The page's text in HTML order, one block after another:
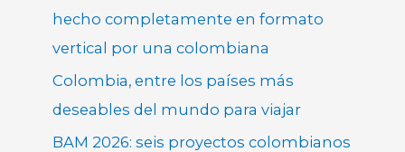
hecho completamente en formato
vertical por una colombiana
Colombia, entre los países más
deseables del mundo para viajar
BAM 2026: seis proyectos colombianos